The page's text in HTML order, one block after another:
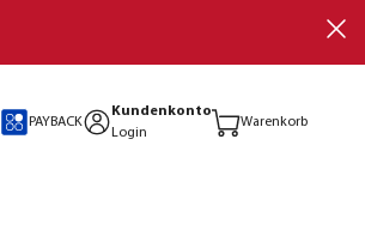
PAYBACK
Kundenkonto
Login
Warenkorb